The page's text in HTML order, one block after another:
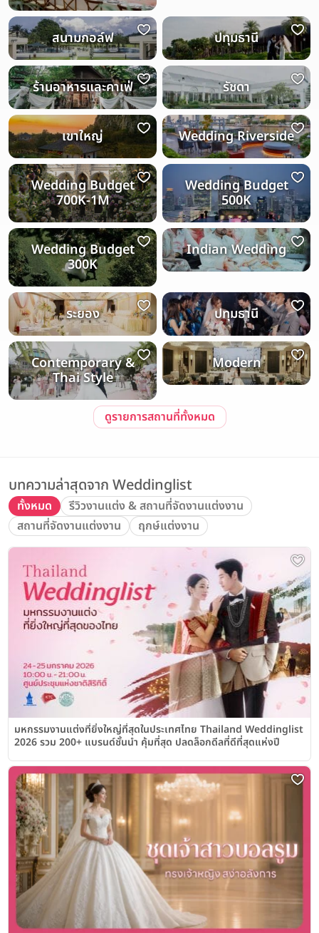
สนามกอล์ฟ ปทุมธานี
ร้านอาหารและคาเฟ่ รัชดา
เขาใหญ่ Wedding Riverside
Wedding Budget
700K-1M
Wedding Budget
500K
Wedding Budget
300K
Indian Wedding
ระยอง ปทุมธานี
Contemporary &
Thai Style
Modern
ดูรายการสถานที่ทั้งหมด
บทความล่าสุดจาก Weddinglist
ทั้งหมด
รีวิวงานแต่ง & สถานที่จัดงานแต่งงาน
สถานที่จัดงานแต่งงาน
ฤกษ์แต่งงาน
มหกรรมงานแต่งที่ยิ่งใหญ่ที่สุดในประเทศไทย Thailand Weddinglist
2026 รวม 200+ แบรนด์ชั้นนำ คุ้มที่สุด ปลดล็อกดีลที่ดีที่สุดแห่งปี